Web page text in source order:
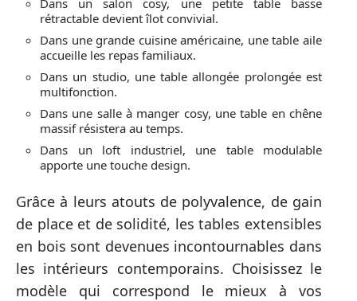
rétractable devient îlot convivial.
Dans une grande cuisine américaine, une table aile
accueille les repas familiaux.
Dans un studio, une table allongée prolongée est
multifonction.
Dans une salle à manger cosy, une table en chêne
massif résistera au temps.
Dans un loft industriel, une table modulable
apporte une touche design.
Grâce à leurs atouts de polyvalence, de gain
de place et de solidité, les tables extensibles
en bois sont devenues incontournables dans
les intérieurs contemporains. Choisissez le
modèle qui correspond le mieux à vos